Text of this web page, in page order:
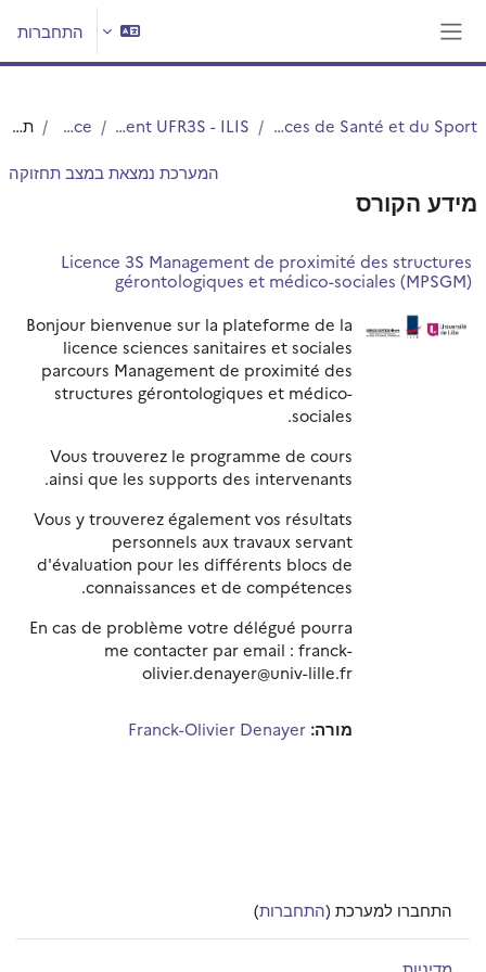
התחברות
UFR3S - Sciences de Santé et du Sport
Département UFR3S - ILIS
Licence תקציר
המערכת נמצאת במצב תחזוקה
מידע הקורס
Licence 3S Management de proximité des structures
gérontologiques et médico-sociales (MPSGM)
Bonjour bienvenue sur la plateforme de la
licence sciences sanitaires et sociales
parcours Management de proximité des
structures gérontologiques et médico-
sociales.
Vous trouverez le programme de cours
ainsi que les supports des intervenants.
Vous y trouverez également vos résultats
personnels aux travaux servant
d'évaluation pour les différents blocs de
connaissances et de compétences.
En cas de problème votre délégué pourra
me contacter par email : franck-
olivier.denayer@univ-lille.fr
מורה: Franck-Olivier Denayer
התחברו למערכת (התחברות)